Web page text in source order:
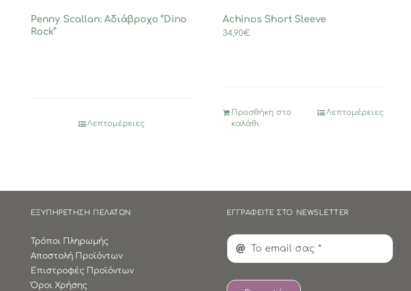
Penny Scallan: Αδιάβροχο “Dino
Rock”
Λεπτομέρειες
Achinos Short Sleeve
34,90€
Προσθήκη στο
καλάθι
Λεπτομέρειες
ΕΞΥΠΗΡΕΤΗΣΗ ΠΕΛΑΤΩΝ
Τρόποι Πληρωμής
Αποστολή Προϊόντων
Επιστροφές Προϊόντων
Όροι Χρήσης
ΕΓΓΡΑΦΕΙΤΕ ΣΤΟ NEWSLETTER